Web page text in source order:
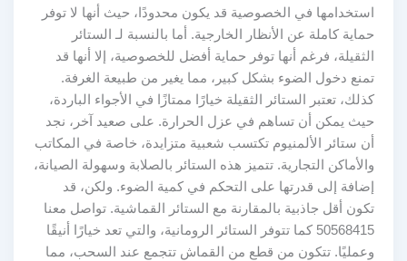
استخدامها في الخصوصية قد يكون محدودًا، حيث أنها لا توفر
حماية كاملة عن الأنظار الخارجية. أما بالنسبة لـ الستائر
الثقيلة، فرغم أنها توفر حماية أفضل للخصوصية، إلا أنها قد
تمنع دخول الضوء بشكل كبير، مما يغير من طبيعة الغرفة.
كذلك، تعتبر الستائر الثقيلة خيارًا ممتازًا في الأجواء الباردة،
حيث يمكن أن تساهم في عزل الحرارة. على صعيد آخر، نجد
أن ستائر الألمنيوم تكتسب شعبية متزايدة، خاصة في المكاتب
والأماكن التجارية. تتميز هذه الستائر بالصلابة وسهولة الصيانة،
إضافة إلى قدرتها على التحكم في كمية الضوء. ولكن، قد
تكون أقل جاذبية بالمقارنة مع الستائر القماشية. تواصل معنا
50568415 كما تتوفر الستائر الرومانية، والتي تعد خيارًا أنيقًا
وعمليًا. تتكون من قطع من القماش تتجمع عند السحب، مما